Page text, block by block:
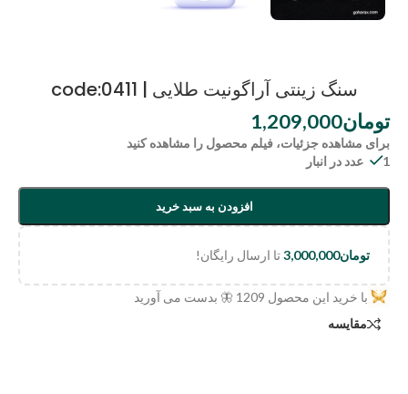
سنگ زینتی آراگونیت طلایی | code:0411
تومان1,209,000
برای مشاهده جزئیات، فیلم محصول را مشاهده کنید
1 عدد در انبار
افزودن به سبد خرید
تومان3,000,000تا ارسال رایگان!
با خرید این محصول 1209 🦋 بدست می آورید
مقایسه